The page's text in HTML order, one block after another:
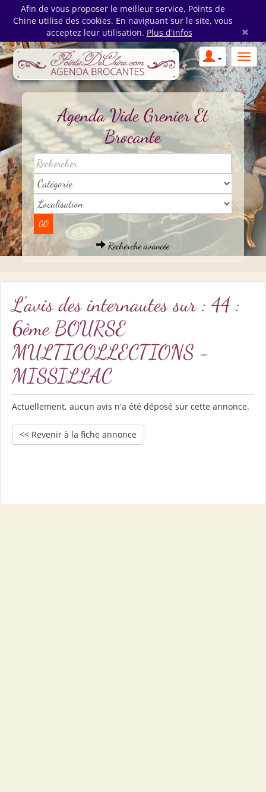
Afin de vous proposer le meilleur service, Points de
Chine utilise des cookies. En naviguant sur le site, vous
acceptez leur utilisation. Plus d'infos ×
Agenda Vide Grenier Et
Brocante
Recherche avancée
L'avis des internautes sur : 44 :
6ème BOURSE
MULTICOLLECTIONS -
MISSILLAC
Actuellement, aucun avis n'a été déposé sur cette annonce.
<< Revenir à la fiche annonce